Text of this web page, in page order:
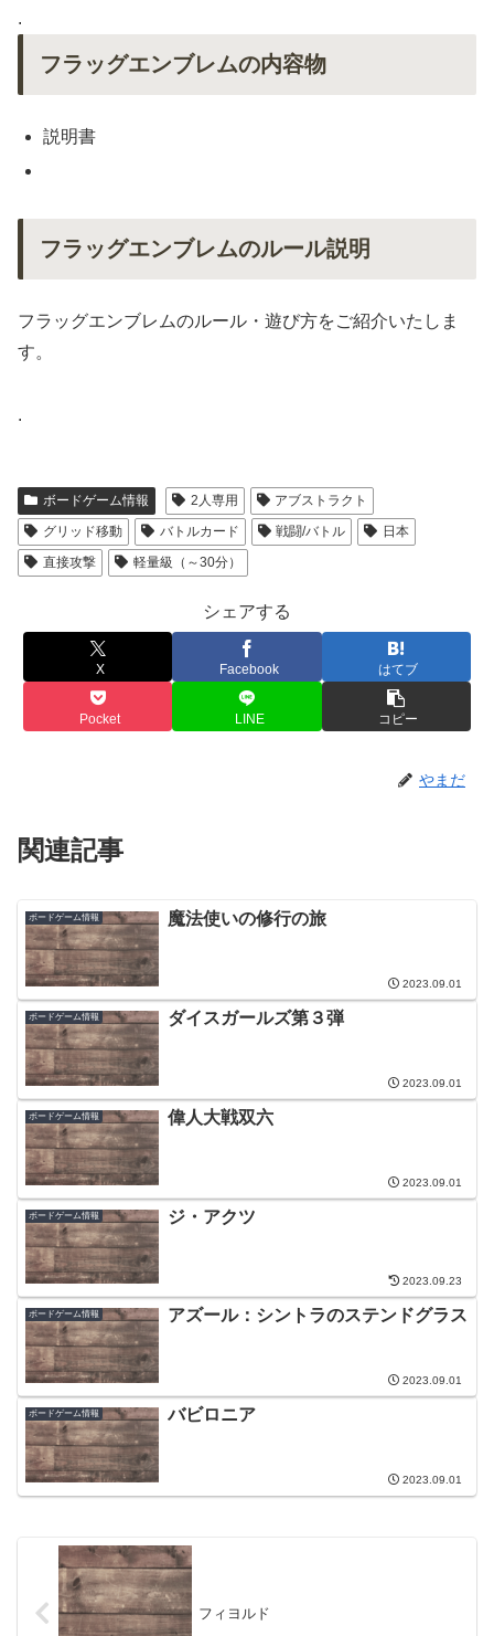
.
フラッグエンブレムの内容物
説明書
フラッグエンブレムのルール説明
フラッグエンブレムのルール・遊び方をご紹介いたしま
す。
.
ボードゲーム情報 2人専用
アブストラクト
グリッド移動
バトルカード 戦闘/バトル
日本
直接攻撃
軽量級（～30分）
シェアする
X Facebook はてブ
Pocket LINE コピー
やまだ
関連記事
ボードゲーム情報 魔法使いの修行の旅
2023.09.01
ボードゲーム情報 ダイスガールズ第３弾
2023.09.01
ボードゲーム情報 偉人大戦双六
2023.09.01
ボードゲーム情報 ジ・アクツ
2023.09.23
ボードゲーム情報 アズール：シントラのステンドグラス
2023.09.01
ボードゲーム情報 バビロニア
2023.09.01
フィヨルド